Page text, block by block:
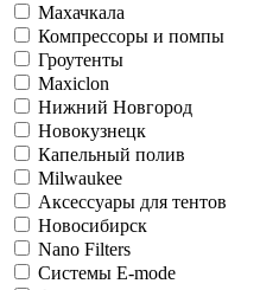
Махачкала
Компрессоры и помпы
Гроутенты
Maxiclon
Нижний Новгород
Новокузнецк
Капельный полив
Milwaukee
Аксессуары для тентов
Новосибирск
Nano Filters
Системы E-mode